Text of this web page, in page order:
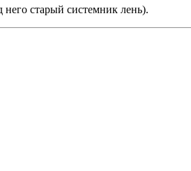
старый системник лень).